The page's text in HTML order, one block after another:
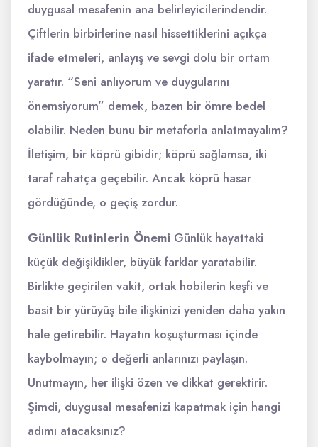
duygusal mesafenin ana belirleyicilerindendir.
Çiftlerin birbirlerine nasıl hissettiklerini açıkça
ifade etmeleri, anlayış ve sevgi dolu bir ortam
yaratır. “Seni anlıyorum ve duygularını
önemsiyorum” demek, bazen bir ömre bedel
olabilir. Neden bunu bir metaforla anlatmayalım?
İletişim, bir köprü gibidir; köprü sağlamsa, iki
taraf rahatça geçebilir. Ancak köprü hasar
gördüğünde, o geçiş zordur.
Günlük Rutinlerin Önemi Günlük hayattaki
küçük değişiklikler, büyük farklar yaratabilir.
Birlikte geçirilen vakit, ortak hobilerin keşfi ve
basit bir yürüyüş bile ilişkinizi yeniden daha yakın
hale getirebilir. Hayatın koşuşturması içinde
kaybolmayın; o değerli anlarınızı paylaşın.
Unutmayın, her ilişki özen ve dikkat gerektirir.
Şimdi, duygusal mesafenizi kapatmak için hangi
adımı atacaksınız?